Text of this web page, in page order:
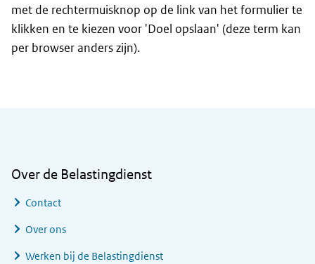
met de rechtermuisknop op de link van het formulier te
klikken en te kiezen voor 'Doel opslaan' (deze term kan
per browser anders zijn).
Over de Belastingdienst
Contact
Over ons
Werken bij de Belastingdienst